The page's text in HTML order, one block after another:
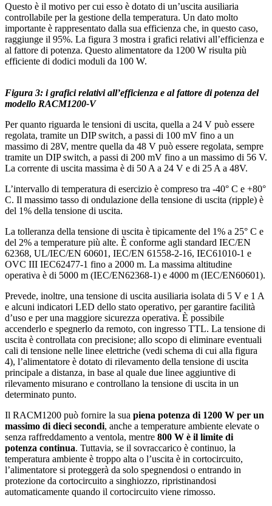
Questo è il motivo per cui esso è dotato di un’uscita ausiliaria
controllabile per la gestione della temperatura. Un dato molto
importante è rappresentato dalla sua efficienza che, in questo caso,
raggiunge il 95%. La figura 3 mostra i grafici relativi all’efficienza e
al fattore di potenza. Questo alimentatore da 1200 W risulta più
efficiente di dodici moduli da 100 W.
Figura 3: i grafici relativi all’efficienza e al fattore di potenza del
modello RACM1200-V
Per quanto riguarda le tensioni di uscita, quella a 24 V può essere
regolata, tramite un DIP switch, a passi di 100 mV fino a un
massimo di 28V, mentre quella da 48 V può essere regolata, sempre
tramite un DIP switch, a passi di 200 mV fino a un massimo di 56 V.
La corrente di uscita massima è di 50 A a 24 V e di 25 A a 48V.
L’intervallo di temperatura di esercizio è compreso tra -40° C e +80°
C. Il massimo tasso di ondulazione della tensione di uscita (ripple) è
del 1% della tensione di uscita.
La tolleranza della tensione di uscita è tipicamente del 1% a 25° C e
del 2% a temperature più alte. È conforme agli standard IEC/EN
62368, UL/IEC/EN 60601, IEC/EN 61558-2-16, IEC61010-1 e
OVC III IEC62477-1 fino a 2000 m. La massima altitudine
operativa è di 5000 m (IEC/EN62368-1) e 4000 m (IEC/EN60601).
Prevede, inoltre, una tensione di uscita ausiliaria isolata di 5 V e 1 A
e alcuni indicatori LED dello stato operativo, per garantire facilità
d’uso e per una maggiore sicurezza operativa. È possibile
accenderlo e spegnerlo da remoto, con ingresso TTL. La tensione di
uscita è controllata con precisione; allo scopo di eliminare eventuali
cali di tensione nelle linee elettriche (vedi schema di cui alla figura
4), l’alimentatore è dotato di rilevamento della tensione di uscita
principale a distanza, in base al quale due linee aggiuntive di
rilevamento misurano e controllano la tensione di uscita in un
determinato punto.
Il RACM1200 può fornire la sua piena potenza di 1200 W per un
massimo di dieci secondi, anche a temperature ambiente elevate o
senza raffreddamento a ventola, mentre 800 W è il limite di
potenza continua. Tuttavia, se il sovraccarico è continuo, la
temperatura ambiente è troppo alta o l’uscita è in cortocircuito,
l’alimentatore si proteggerà da solo spegnendosi o entrando in
protezione da cortocircuito a singhiozzo, ripristinandosi
automaticamente quando il cortocircuito viene rimosso.